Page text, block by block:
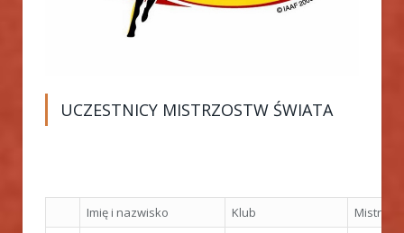
UCZESTNICY MISTRZOSTW ŚWIATA
Imię i nazwisko Klub